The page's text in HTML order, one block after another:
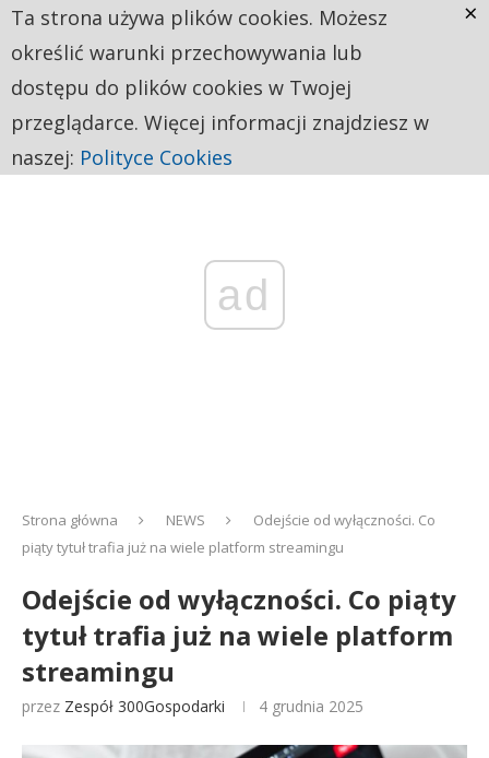
ad
Strona główna NEWS
Odejście od wyłączności. Co
piąty tytuł trafia już na wiele platform streamingu
Odejście od wyłączności. Co piąty
tytuł trafia już na wiele platform
streamingu
przez Zespół 300Gospodarki 4 grudnia 2025
Ta strona używa plików cookies. Możesz
określić warunki przechowywania lub
dostępu do plików cookies w Twojej
przeglądarce. Więcej informacji znajdziesz w
naszej: Polityce Cookies
×